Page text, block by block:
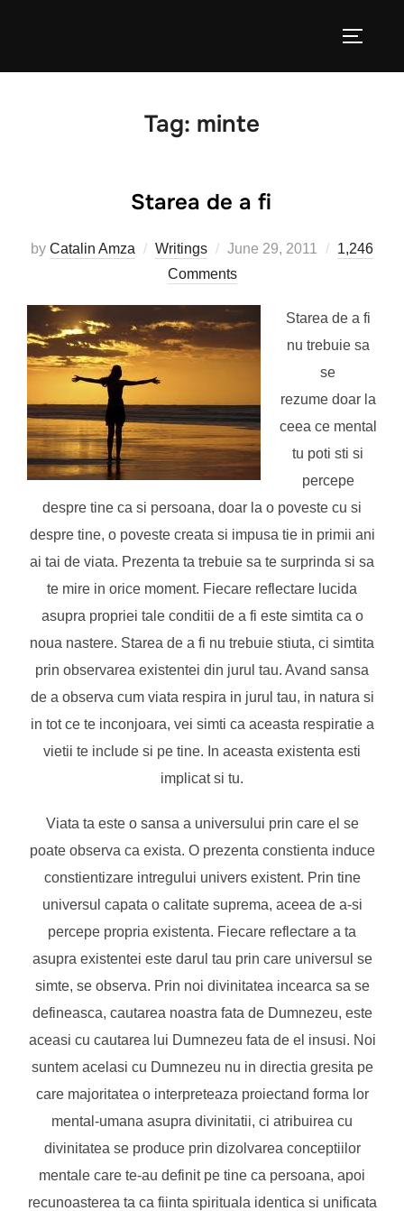
Tag: minte
Starea de a fi
by Catalin Amza Writings
Posted
on
June 29, 2011
1,246
Comments
Starea de a fi
nu trebuie sa
se
rezume doar la
ceea ce mental
tu poti sti si
percepe
despre tine ca si persoana, doar la o poveste cu si
despre tine, o poveste creata si impusa tie in primii ani
ai tai de viata. Prezenta ta trebuie sa te surprinda si sa
te mire in orice moment. Fiecare reflectare lucida
asupra propriei tale conditii de a fi este simtita ca o
noua nastere. Starea de a fi nu trebuie stiuta, ci simtita
prin observarea existentei din jurul tau. Avand sansa
de a observa cum viata respira in jurul tau, in natura si
in tot ce te inconjoara, vei simti ca aceasta respiratie a
vietii te include si pe tine. In aceasta existenta esti
implicat si tu.
Viata ta este o sansa a universului prin care el se
poate observa ca exista. O prezenta constienta induce
constientizare intregului univers existent. Prin tine
universul capata o calitate suprema, aceea de a-si
percepe propria existenta. Fiecare reflectare a ta
asupra existentei este darul tau prin care universul se
simte, se observa. Prin noi divinitatea incearca sa se
defineasca, cautarea noastra fata de Dumnezeu, este
aceasi cu cautarea lui Dumnezeu fata de el insusi. Noi
suntem acelasi cu Dumnezeu nu in directia gresita pe
care majoritatea o interpreteaza proiectand forma lor
mental-umana asupra divinitatii, ci atribuirea cu
divinitatea se produce prin dizolvarea conceptiilor
mentale care te-au definit pe tine ca persoana, apoi
recunoasterea ta ca fiinta spirituala identica si unificata